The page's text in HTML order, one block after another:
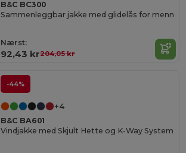
B&C BC300
Sammenleggbar jakke med glidelås for menn
Nærst:
92,43 kr204,05 kr
-44%
+4
B&C BA601
Vindjakke med Skjult Hette og K-Way System